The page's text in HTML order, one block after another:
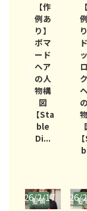
【作
例あ
り】
ドレ
ッド
ロッ
クス
ヘア
の人
物構
図
【Sta
髪質
2026/2/17 髪